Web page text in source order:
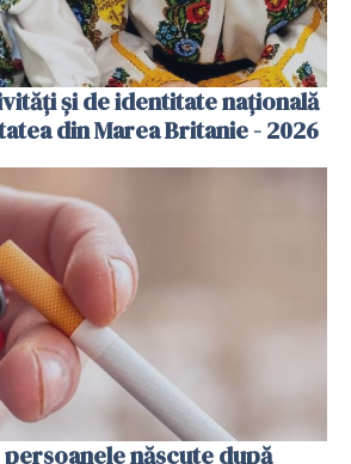
și de identitate națională
din Marea Britanie - 2026
născute după